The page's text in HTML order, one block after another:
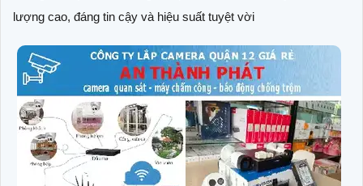
lượng cao, đáng tin cậy và hiệu suất tuyệt vời